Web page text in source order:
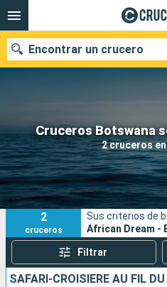
Cruceros Botswana
2 cruceros
Encontrar un crucero
Nuestros destinos
Fecha de salida
Puertos
2
cruceros
Sus criterios de
African Dream -
Filtrar